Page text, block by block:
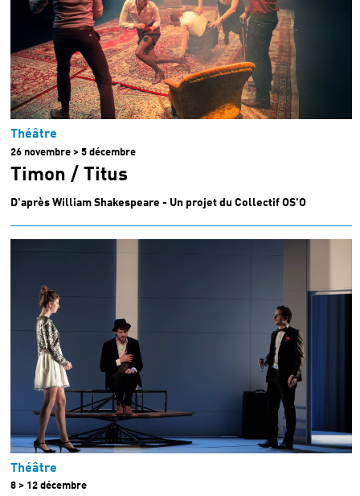
Théâtre
26 novembre > 5 décembre
Timon / Titus
D'après William Shakespeare - Un projet du Collectif OS'O
Théâtre
8 > 12 décembre